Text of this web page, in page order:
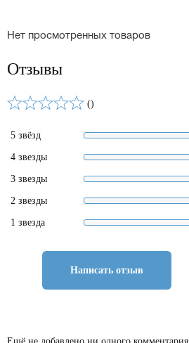
Нет просмотренных товаров
Отзывы
()
5 звёзд
4 звезды
3 звезды
2 звезды
1 звезда
Написать отзыв